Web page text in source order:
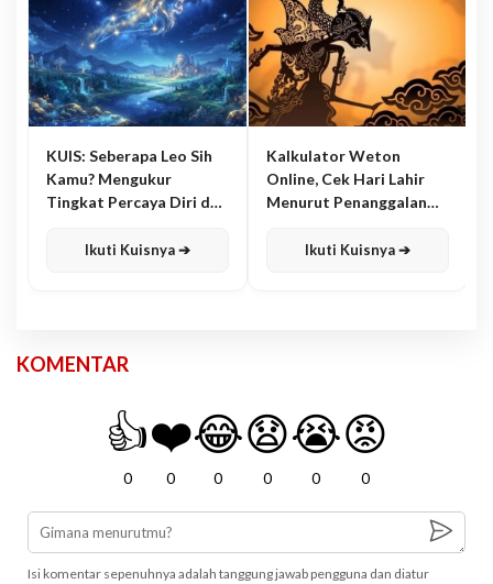
KUIS: Seberapa Leo Sih
Kamu? Mengukur
Tingkat Percaya Diri dan
Ikuti Kuisnya ➔
Kalkulator Weton
Online, Cek Hari Lahir
Menurut Penanggalan
Ikuti Kuisnya ➔
KOMENTAR
👍
0
❤️
0
😂
0
😧
0
😭
0
😡
0
Isi komentar sepenuhnya adalah tanggung jawab pengguna dan diatur